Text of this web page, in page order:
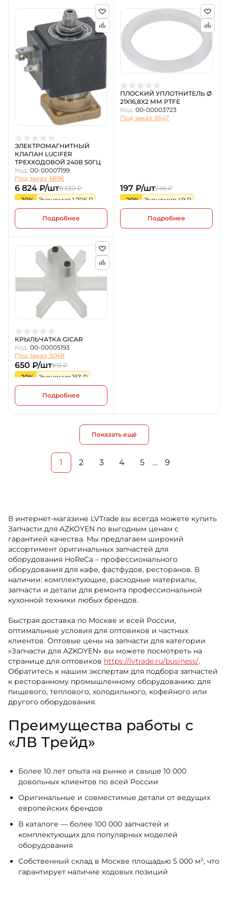
ЭЛЕКТРОМАГНИТНЫЙ
КЛАПАН LUCIFER
ТРЕХХОДОВОЙ 240В 50ГЦ
Код: 00-00007199
Под заказ: 6896
6 824 ₽/шт8 530 ₽
-20%
Экономия 1 706 ₽
Подробнее
ПЛОСКИЙ УПЛОТНИТЕЛЬ Ø
21X16,8X2 ММ PTFE
Код: 00-00003723
Под заказ: 6547
197 ₽/шт246 ₽
-20%
Экономия 49 ₽
Подробнее
КРЫЛЬЧАТКА GICAR
Код: 00-00005193
Под заказ: 5068
650 ₽/шт813 ₽
-20%
Экономия 163 ₽
Подробнее
Показать ещё
1 2 3 4 5 … 9
В интернет-магазине LVTrade вы всегда можете купить
Запчасти для AZKOYEN по выгодным ценам с
гарантией качества. Мы предлагаем широкий
ассортимент оригинальных запчастей для
оборудования HoReCa – профессионального
оборудования для кафе, фастфудов, ресторанов. В
наличии: комплектующие, расходные материалы,
запчасти и детали для ремонта профессиональной
кухонной техники любых брендов.
Быстрая доставка по Москве и всей России,
оптимальные условия для оптовиков и частных
клиентов. Оптовые цены на запчасти для категории
«Запчасти для AZKOYEN» вы можете посмотреть на
странице для оптовиков https://lvtrade.ru/business/.
Обратитесь к нашим экспертам для подбора запчастей
к ресторанному промышленному оборудованию: для
пищевого, теплового, холодильного, кофейного или
другого оборудования.
Преимущества работы с
«ЛВ Трейд»
Более 10 лет опыта на рынке и свыше 10 000
довольных клиентов по всей России
Оригинальные и совместимые детали от ведущих
европейских брендов
В каталоге — более 100 000 запчастей и
комплектующих для популярных моделей
оборудования
Собственный склад в Москве площадью 5 000 м², что
гарантирует наличие ходовых позиций